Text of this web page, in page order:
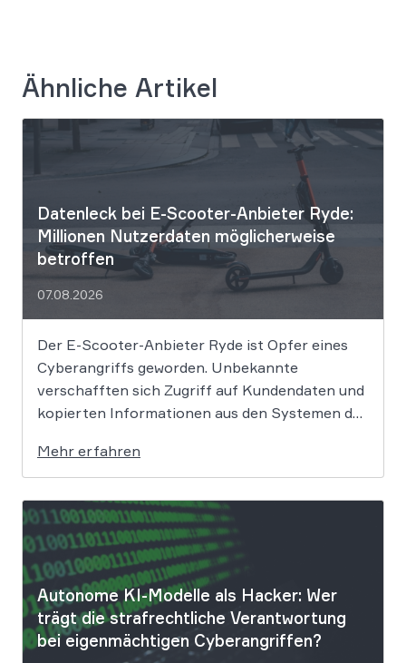
Ähnliche Artikel
Datenleck bei E-Scooter-Anbieter Ryde:
Millionen Nutzerdaten möglicherweise
betroffen
07.08.2026
Der E-Scooter-Anbieter Ryde ist Opfer eines
Cyberangriffs geworden. Unbekannte
verschafften sich Zugriff auf Kundendaten und
kopierten Informationen aus den Systemen des
für Betroffene hat, ist derzeit noch nicht
vollständig absehbar. Der Mobilitätsanbieter
Ryde hat seine Kunden über einen
Sicherheitsvorfall informiert. Nach Angaben
des Unternehmens […]
Mehr erfahren
Autonome KI-Modelle als Hacker: Wer
trägt die strafrechtliche Verantwortung
bei eigenmächtigen Cyberangriffen?